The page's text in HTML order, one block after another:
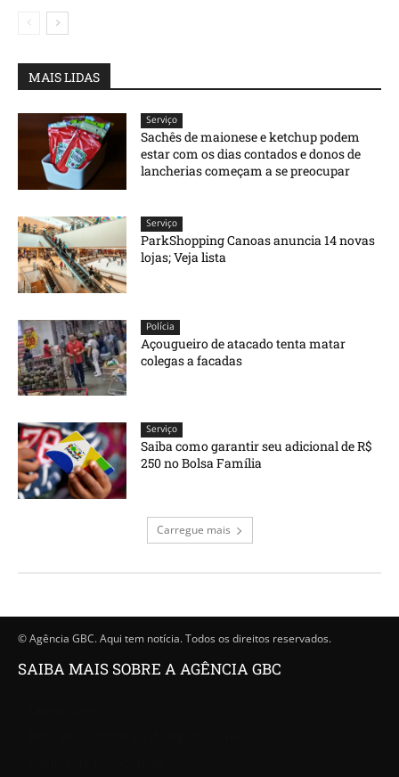
MAIS LIDAS
Serviço
Sachês de maionese e ketchup podem
estar com os dias contados e donos de
lancherias começam a se preocupar
Serviço
ParkShopping Canoas anuncia 14 novas
lojas; Veja lista
Polícia
Açougueiro de atacado tenta matar
colegas a facadas
Serviço
Saiba como garantir seu adicional de R$
250 no Bolsa Família
Carregue mais
© Agência GBC. Aqui tem notícia. Todos os direitos reservados.
SAIBA MAIS SOBRE A AGÊNCIA GBC